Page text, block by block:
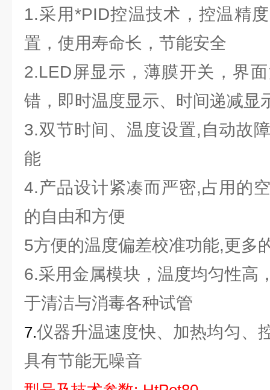
1.采用*PID控温技术，控温精
置，使用寿命长，节能安全
2.LED屏显示，薄膜开关，界
错，即时温度显示、时间递减显
3.双节时间、温度设置,自动故
能
4.产品设计紧凑而严密,占用的
的自由和方便
5方便的温度偏差校准功能,更多
6.采用金属模块，温度均匀性高
于清洁与消毒各种试管
7.仪器升温速度快、加热均匀、
具有节能无噪音